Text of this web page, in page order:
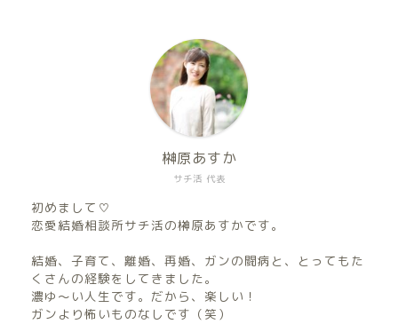
サチ活 代表
榊原あすか
初めまして♡
恋愛結婚相談所サチ活の榊原あすかです。
結婚、子育て、離婚、再婚、ガンの闘病と、とってもた
くさんの経験をしてきました。
濃ゆ〜い人生です。だから、楽しい！
ガンより怖いものなしです（笑）